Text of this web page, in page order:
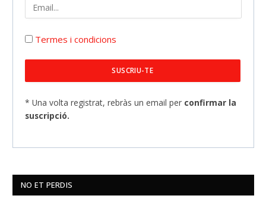
Termes i condicions
* Una volta registrat, rebràs un email per confirmar la
suscripció.
NO ET PERDIS